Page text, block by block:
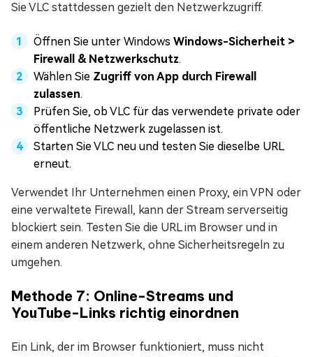
Sie VLC stattdessen gezielt den Netzwerkzugriff.
Öffnen Sie unter Windows Windows-Sicherheit >
Firewall & Netzwerkschutz.
Wählen Sie Zugriff von App durch Firewall
zulassen.
Prüfen Sie, ob VLC für das verwendete private oder
öffentliche Netzwerk zugelassen ist.
Starten Sie VLC neu und testen Sie dieselbe URL
erneut.
Verwendet Ihr Unternehmen einen Proxy, ein VPN oder
eine verwaltete Firewall, kann der Stream serverseitig
blockiert sein. Testen Sie die URL im Browser und in
einem anderen Netzwerk, ohne Sicherheitsregeln zu
umgehen.
Methode 7: Online-Streams und
YouTube-Links richtig einordnen
Ein Link, der im Browser funktioniert, muss nicht